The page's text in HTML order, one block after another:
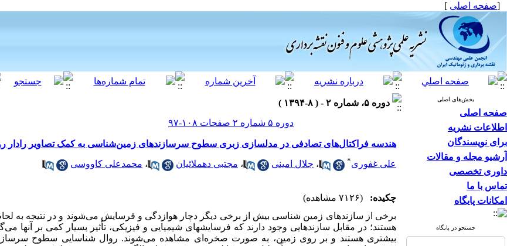
[صفحه اصلی ]
بخش‌های اصلی
صفحه اصلی
اطلاعات نشریه
برای نویسندگان
آرشیو مجله و مقالات
داوری تخصصی
تماس با ما
امکانات پایگاه
جستجو در پایگاه
دوره ۵، شماره ۲ - ( ۸-۱۳۹۴ )
دوره ۵ شماره ۲ صفحات ۱۰۸-۹۷
هندسه فراکتال‌های تصادفی در مدلسازی زبری سطوح سرسازندهای زمین‌شناسی به کمک تصاویر رادار
علی غفوری* ، جلال امینی ، مجتبی دهملائیان ، محمدعلی کاووسی
چکیده:
(۷۱۲۶ مشاهده)
برخی از سازندهای زمین شناسی بیش از برخی دیگر دچار هوازدگی و فرسایش می‌شوند و در نتیجه به
هستند؛ در مقابل سازندهایی وجود دارند که فرسایشهای شیمیایی و فیزیکی، تأثیر بسیار کمی بر آنها
بیشتری هستند و بر روی زمین، به صورت صخره‌ای مشاهده می‌شوند. روال شناسایی سطوح